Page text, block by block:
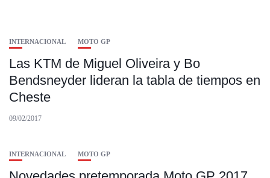
INTERNACIONAL MOTO GP
Las KTM de Miguel Oliveira y Bo
Bendsneyder lideran la tabla de tiempos en
Cheste
09/02/2017
INTERNACIONAL MOTO GP